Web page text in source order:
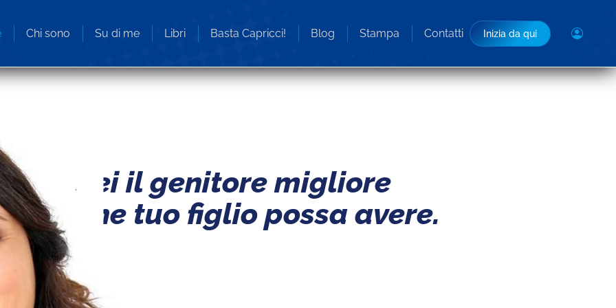
Chi sono Su di me Libri Basta Capricci! Blog Stampa Contatti Inizia da qui
Sei il genitore migliore
che tuo figlio possa avere.